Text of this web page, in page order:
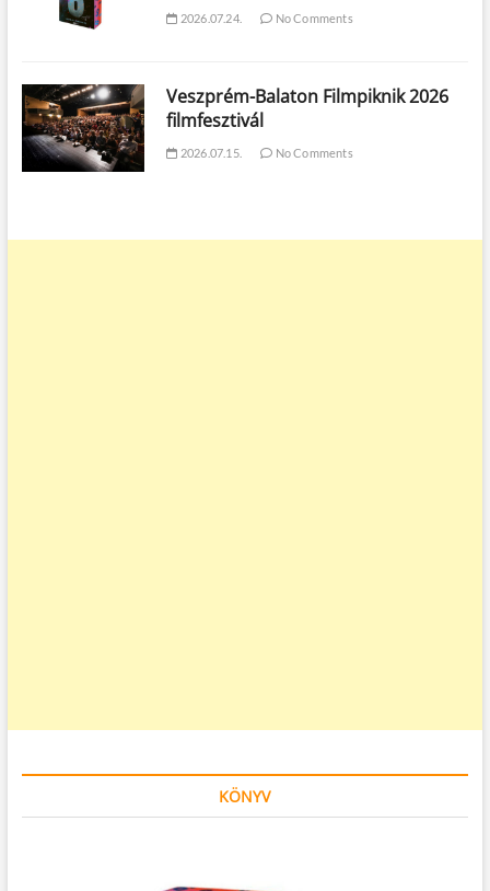
2026.07.24. No Comments
Veszprém-Balaton Filmpiknik 2026
filmfesztivál
2026.07.15. No Comments
KÖNYV